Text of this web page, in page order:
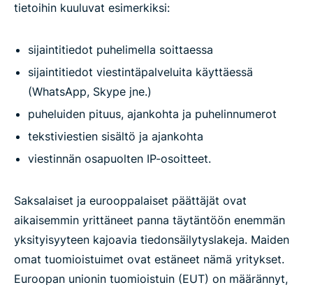
tietoihin kuuluvat esimerkiksi:
sijaintitiedot puhelimella soittaessa
sijaintitiedot viestintäpalveluita käyttäessä
(WhatsApp, Skype jne.)
puheluiden pituus, ajankohta ja puhelinnumerot
tekstiviestien sisältö ja ajankohta
viestinnän osapuolten IP-osoitteet.
Saksalaiset ja eurooppalaiset päättäjät ovat
aikaisemmin yrittäneet panna täytäntöön enemmän
yksityisyyteen kajoavia tiedonsäilytyslakeja. Maiden
omat tuomioistuimet ovat estäneet nämä yritykset.
Euroopan unionin tuomioistuin (EUT) on määrännyt,